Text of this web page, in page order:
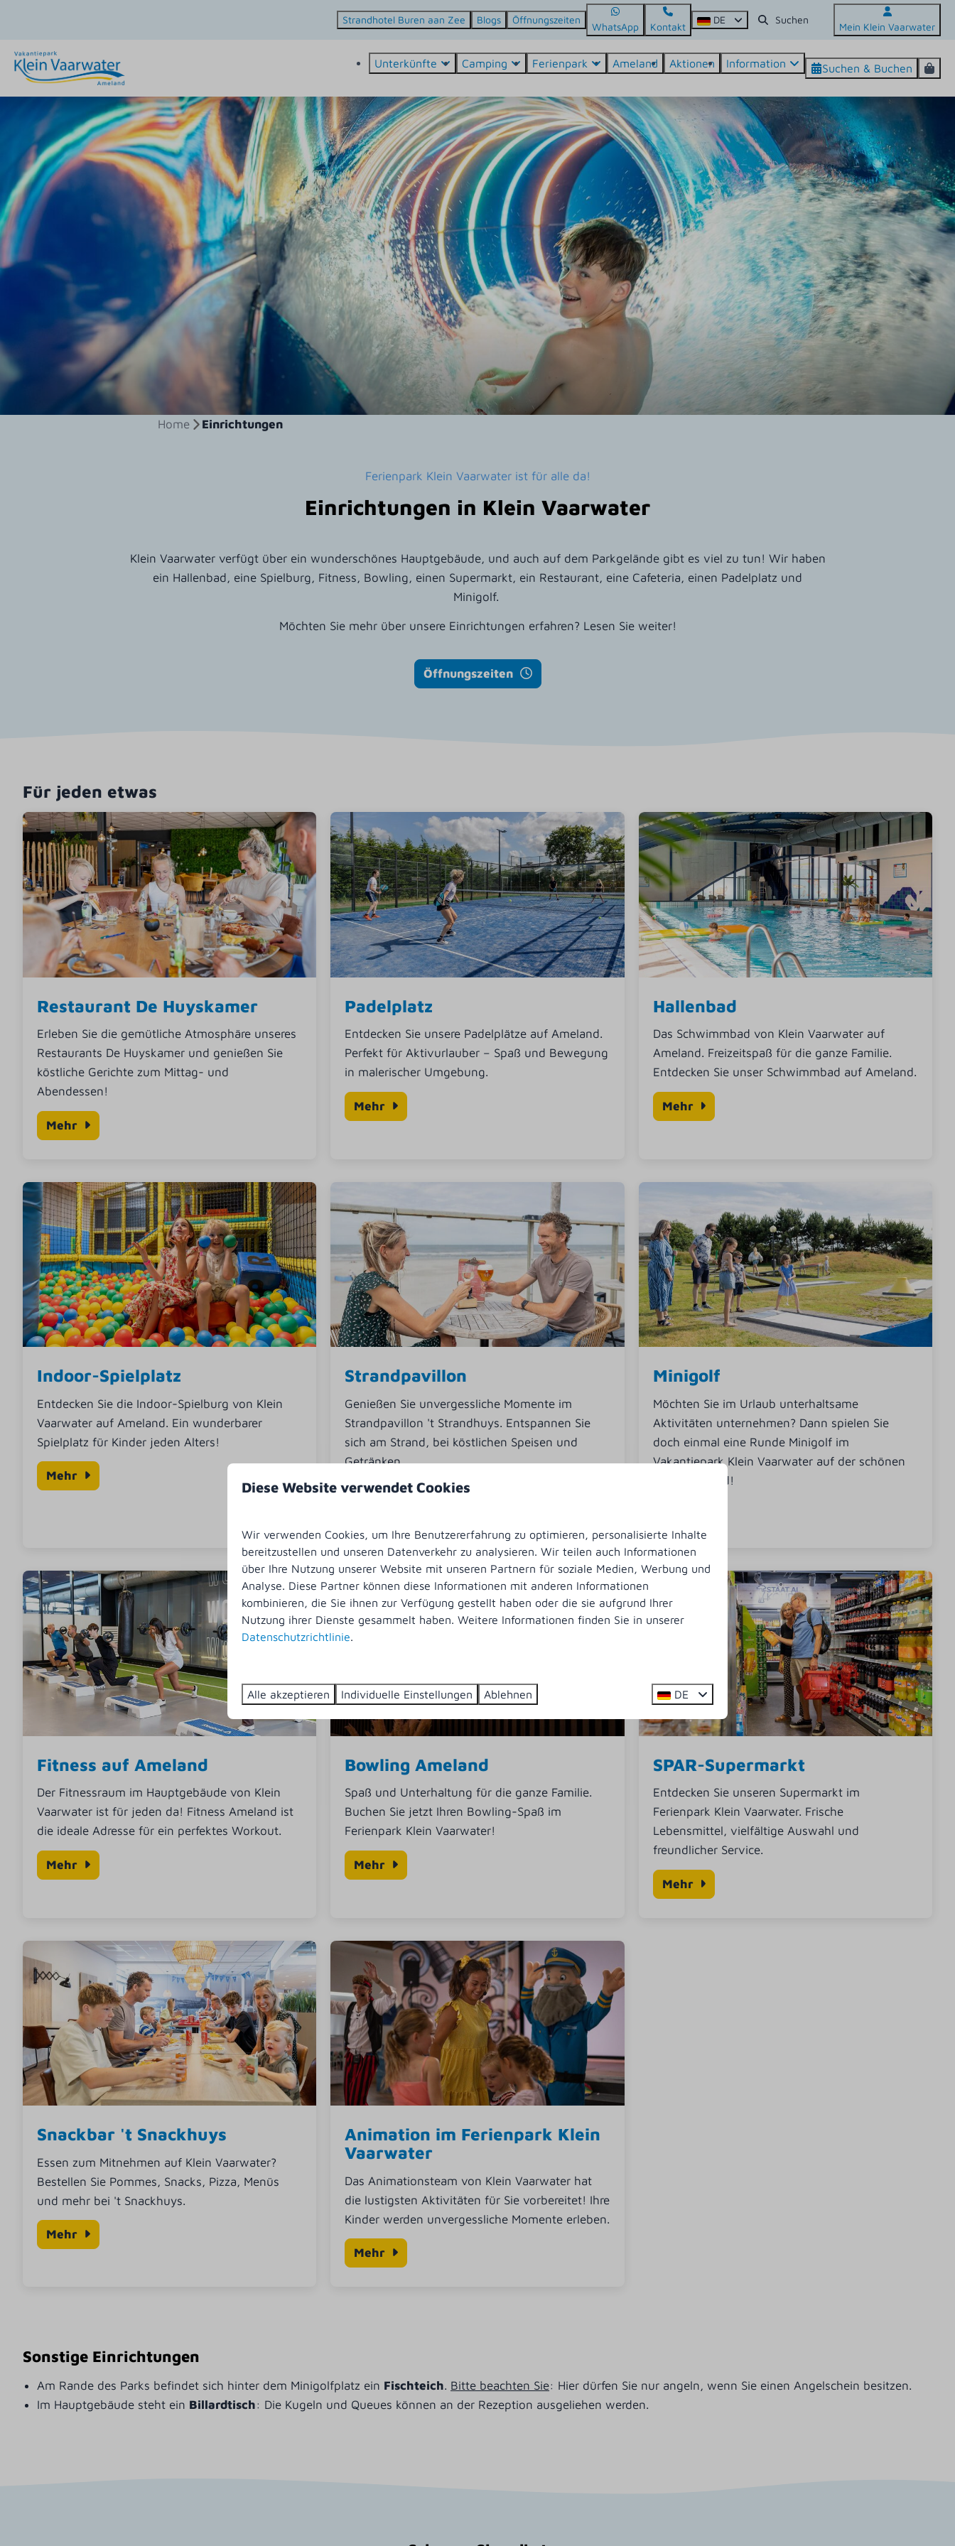
Strandhotel Buren aan Zee Blogs Öffnungszeiten
WhatsApp Kontakt
DE
Mein Klein Vaarwater
Unterkünfte Camping Ferienpark Ameland Aktionen Information Suchen & Buchen
Home Einrichtungen
Ferienpark Klein Vaarwater ist für alle da!
Einrichtungen in Klein Vaarwater
Klein Vaarwater verfügt über ein wunderschönes Hauptgebäude, und auch auf dem Parkgelände gibt es viel zu tun! Wir haben
ein Hallenbad, eine Spielburg, Fitness, Bowling, einen Supermarkt, ein Restaurant, eine Cafeteria, einen Padelplatz und
Minigolf.
Möchten Sie mehr über unsere Einrichtungen erfahren? Lesen Sie weiter!
Öffnungszeiten
Für jeden etwas
Restaurant De Huyskamer
Erleben Sie die gemütliche Atmosphäre unseres
Restaurants De Huyskamer und genießen Sie
köstliche Gerichte zum Mittag- und
Abendessen!
Mehr
Padelplatz
Entdecken Sie unsere Padelplätze auf Ameland.
Perfekt für Aktivurlauber – Spaß und Bewegung
in malerischer Umgebung.
Mehr
Hallenbad
Das Schwimmbad von Klein Vaarwater auf
Ameland. Freizeitspaß für die ganze Familie.
Entdecken Sie unser Schwimmbad auf Ameland.
Mehr
Indoor-Spielplatz
Entdecken Sie die Indoor-Spielburg von Klein
Vaarwater auf Ameland. Ein wunderbarer
Spielplatz für Kinder jeden Alters!
Mehr
Strandpavillon
Genießen Sie unvergessliche Momente im
Strandpavillon 't Strandhuys. Entspannen Sie
sich am Strand, bei köstlichen Speisen und
Getränken.
Mehr
Minigolf
Möchten Sie im Urlaub unterhaltsame
Aktivitäten unternehmen? Dann spielen Sie
doch einmal eine Runde Minigolf im
Vakantiepark Klein Vaarwater auf der schönen
Insel Ameland!
Fitness auf Ameland
Der Fitnessraum im Hauptgebäude von Klein
Vaarwater ist für jeden da! Fitness Ameland ist
die ideale Adresse für ein perfektes Workout.
Mehr
Bowling Ameland
Spaß und Unterhaltung für die ganze Familie.
Buchen Sie jetzt Ihren Bowling-Spaß im
Ferienpark Klein Vaarwater!
Mehr
SPAR-Supermarkt
Entdecken Sie unseren Supermarkt im
Ferienpark Klein Vaarwater. Frische
Lebensmittel, vielfältige Auswahl und
freundlicher Service.
Mehr
Snackbar 't Snackhuys
Essen zum Mitnehmen auf Klein Vaarwater?
Bestellen Sie Pommes, Snacks, Pizza, Menüs
und mehr bei 't Snackhuys.
Mehr
Animation im Ferienpark Klein
Vaarwater
Das Animationsteam von Klein Vaarwater hat
die lustigsten Aktivitäten für Sie vorbereitet! Ihre
Kinder werden unvergessliche Momente erleben.
Mehr
Sonstige Einrichtungen
Am Rande des Parks befindet sich hinter dem Minigolfplatz ein Fischteich. Bitte beachten Sie: Hier dürfen Sie nur angeln, wenn Sie einen Angelschein besitzen.
Im Hauptgebäude steht ein Billardtisch: Die Kugeln und Queues können an der Rezeption ausgeliehen werden.
Diese Website verwendet Cookies
Wir verwenden Cookies, um Ihre Benutzererfahrung zu optimieren, personalisierte Inhalte
bereitzustellen und unseren Datenverkehr zu analysieren. Wir teilen auch Informationen
über Ihre Nutzung unserer Website mit unseren Partnern für soziale Medien, Werbung und
Analyse. Diese Partner können diese Informationen mit anderen Informationen
kombinieren, die Sie ihnen zur Verfügung gestellt haben oder die sie aufgrund Ihrer
Nutzung ihrer Dienste gesammelt haben. Weitere Informationen finden Sie in unserer
Datenschutzrichtlinie.
Alle akzeptieren Individuelle Einstellungen Ablehnen DE